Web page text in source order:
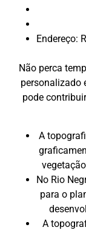
Endereço:
Não perca
personalizado
pode
A
No Rio
para o
A